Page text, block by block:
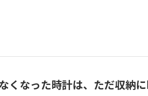
くなった時計は、ただ収納